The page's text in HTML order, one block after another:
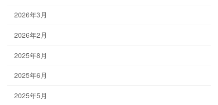
2026年3月
2026年2月
2025年8月
2025年6月
2025年5月